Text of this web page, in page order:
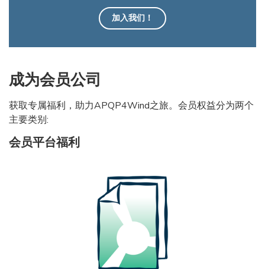
加入我们！
成为会员公司
获取专属福利，助力APQP4Wind之旅。会员权益分为两个
主要类别:
会员平台福利